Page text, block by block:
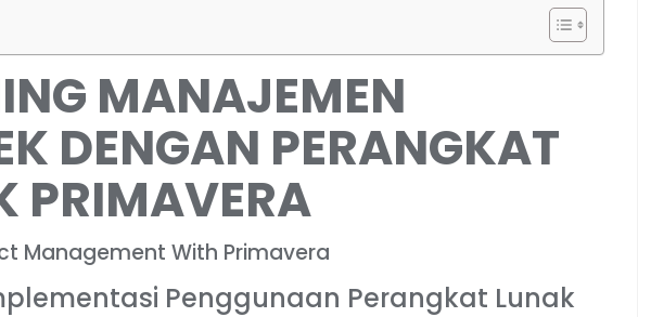
MANAJEMEN
DENGAN PERANGKAT
PRIMAVERA
Management With Primavera
Penggunaan Perangkat Lunak